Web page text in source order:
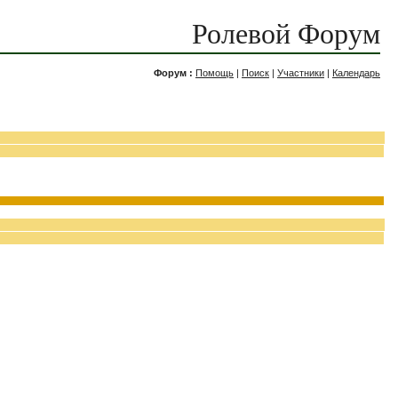
Ролевой Форум
Форум : Помощь | Поиск | Участники | Календарь